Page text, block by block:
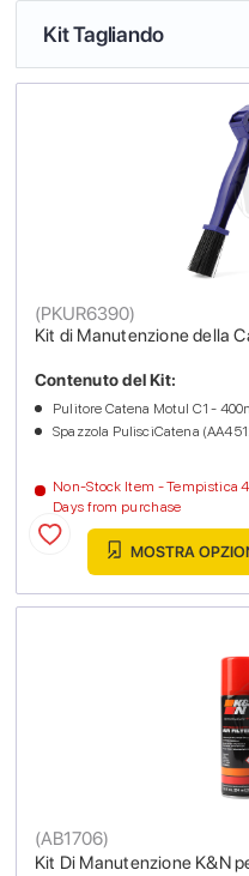
Kit Tagliando
Kit di Manutenzione della
(PKUR6390)
Non-Stock Item - Tempistica 4
Days from purchase
Contenuto del Kit:
Pulitore Catena Motul C1 -
Spazzola PulisciCatena
MOSTRA
Kit Di Manutenzione K&N
(AB1706)